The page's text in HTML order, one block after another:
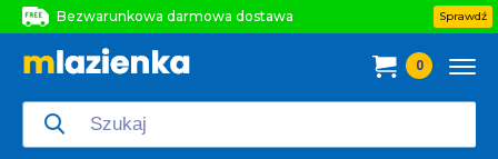
Bezwarunkowa darmowa dostawa
Bezwarunkowa darmowa dostawa
Sprawdź
0